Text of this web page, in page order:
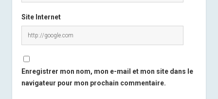
Site Internet
Enregistrer mon nom, mon e-mail et mon site dans le
navigateur pour mon prochain commentaire.